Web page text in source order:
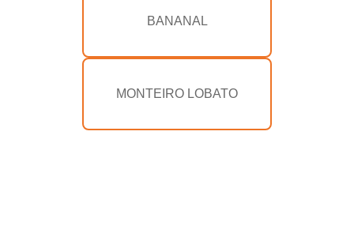
BANANAL
MONTEIRO LOBATO